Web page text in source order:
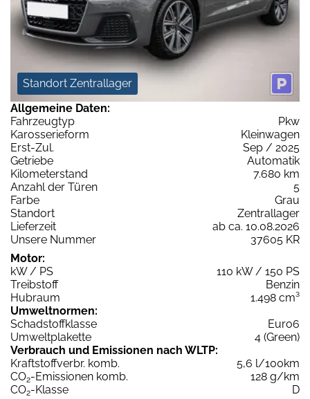
Standort Zentrallager
Allgemeine Daten:
Fahrzeugtyp
Pkw
Karosserieform
Kleinwagen
Erst-Zul.
Sep / 2025
Getriebe
Automatik
Kilometerstand
7.680 km
Anzahl der Türen
5
Farbe
Grau
Standort
Zentrallager
Lieferzeit
ab ca. 10.08.2026
Unsere Nummer
37605 KR
Motor:
kW / PS
110 kW / 150 PS
Treibstoff
Benzin
Hubraum
1.498 cm³
Umweltnormen:
Schadstoffklasse
Euro6
Umweltplakette
4 (Green)
Verbrauch und Emissionen nach WLTP:
Kraftstoffverbr. komb.
5,6 l/100km
CO2-Emissionen komb.
128 g/km
CO2-Klasse
D